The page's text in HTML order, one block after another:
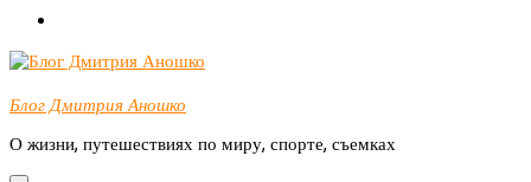
Блог Дмитрия Аношко
О жизни, путешествиях по миру, спорте, съемках